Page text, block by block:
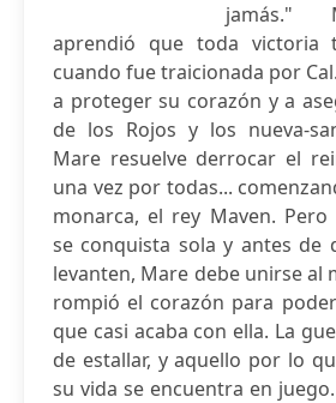
jamás."
aprendió que toda victoria
cuando fue traicionada por
a proteger su corazón y a
de los Rojos y los nueva-
Mare resuelve derrocar el
una vez por todas...
monarca, el rey Maven.
se conquista sola y antes de
levanten, Mare debe unirse al
rompió el corazón para
que casi acaba con ella. La
de estallar, y aquello por lo
su vida se encuentra en